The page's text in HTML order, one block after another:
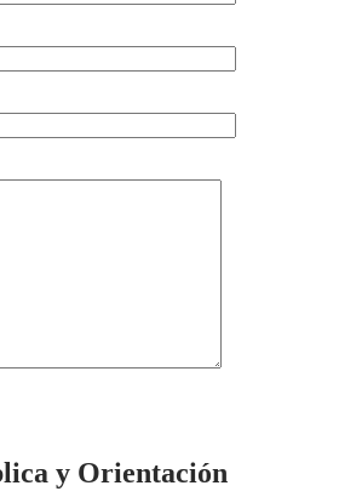
y Orientación